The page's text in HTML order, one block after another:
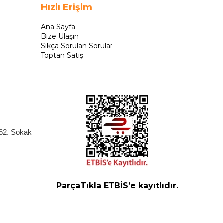
Sokak
Hızlı Erişim
Ana Sayfa
Bize Ulaşın
Sıkça Sorulan Sorular
Toptan Satış
ParçaTıkla ETBİS’e kayıtlıdır.